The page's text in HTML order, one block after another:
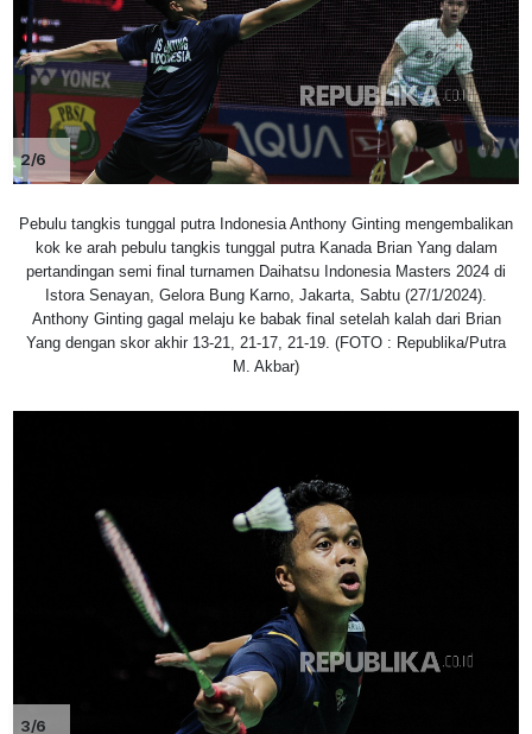
2/6
Pebulu tangkis tunggal putra Indonesia Anthony Ginting mengembalikan
kok ke arah pebulu tangkis tunggal putra Kanada Brian Yang dalam
pertandingan semi final turnamen Daihatsu Indonesia Masters 2024 di
Istora Senayan, Gelora Bung Karno, Jakarta, Sabtu (27/1/2024).
Anthony Ginting gagal melaju ke babak final setelah kalah dari Brian
Yang dengan skor akhir 13-21, 21-17, 21-19. (FOTO : Republika/Putra
M. Akbar)
3/6